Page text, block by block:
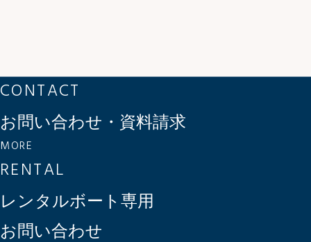
CONTACT
お問い合わせ・資料請求
MORE
RENTAL
レンタルボート専用
お問い合わせ